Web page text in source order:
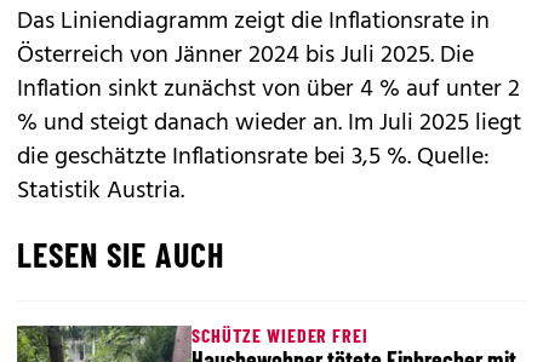
Das Liniendiagramm zeigt die Inflationsrate in
Österreich von Jänner 2024 bis Juli 2025. Die
Inflation sinkt zunächst von über 4 % auf unter 2
% und steigt danach wieder an. Im Juli 2025 liegt
die geschätzte Inflationsrate bei 3,5 %. Quelle:
Statistik Austria.
LESEN SIE AUCH
SCHÜTZE WIEDER FREI